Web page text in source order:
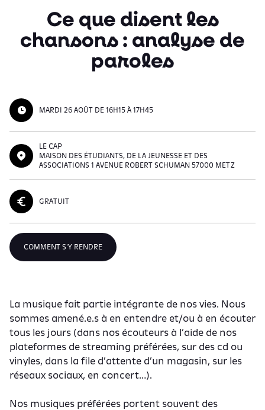
Ce que disent les
chansons : analyse de
paroles
MARDI 26 AOÛT DE 16H15 À 17H45
LE CAP
MAISON DES ÉTUDIANTS, DE LA JEUNESSE ET DES
ASSOCIATIONS 1 AVENUE ROBERT SCHUMAN 57000 METZ
GRATUIT
COMMENT S'Y RENDRE
La musique fait partie intégrante de nos vies. Nous
sommes amené.e.s à en entendre et/ou à en écouter
tous les jours (dans nos écouteurs à l’aide de nos
plateformes de streaming préférées, sur des cd ou
vinyles, dans la file d’attente d’un magasin, sur les
réseaux sociaux, en concert…).
Nos musiques préférées portent souvent des